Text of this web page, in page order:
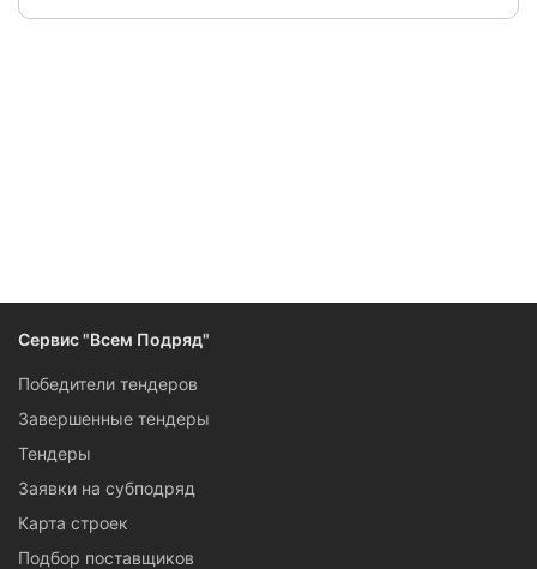
Сервис "Всем Подряд"
Победители тендеров
Завершенные тендеры
Тендеры
Заявки на субподряд
Карта строек
Подбор поставщиков